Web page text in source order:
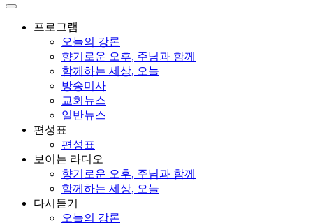
프로그램
오늘의 강론
향기로운 오후, 주님과 함께
함께하는 세상, 오늘
방송미사
교회뉴스
일반뉴스
편성표
편성표
보이는 라디오
향기로운 오후, 주님과 함께
함께하는 세상, 오늘
다시듣기
오늘의 강론